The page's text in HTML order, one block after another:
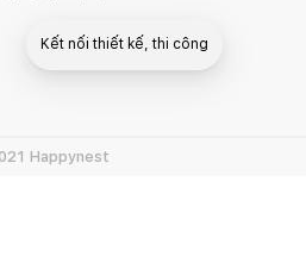
Happynest
Kết nối thiết kế, thi công